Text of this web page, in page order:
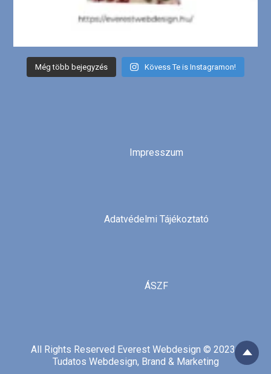
Még több bejegyzés Kövess Te is Instagramon!
Impresszum
Adatvédelmi Tájékoztató
ÁSZF
All Rights Reserved Everest Webdesign © 2023 |
Tudatos Webdesign, Brand & Marketing